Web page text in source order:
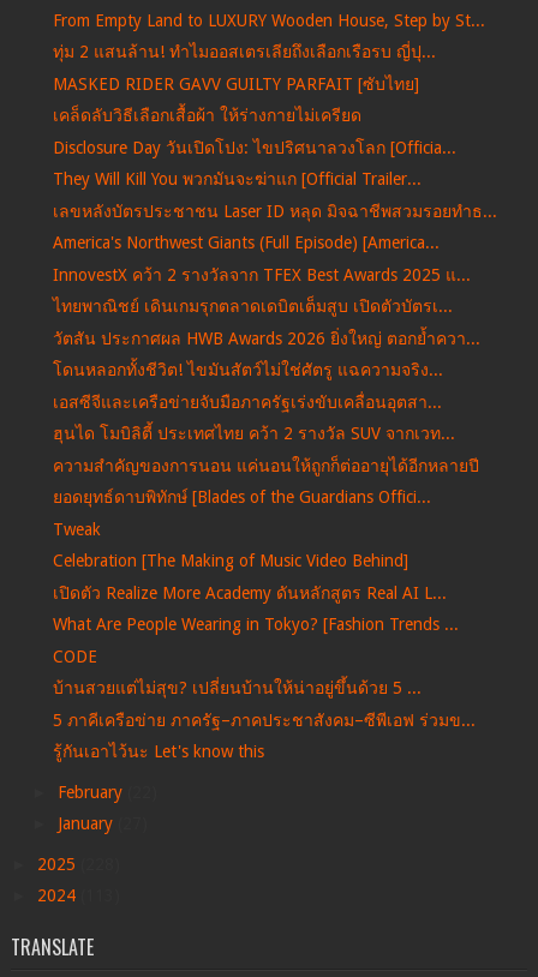
From Empty Land to LUXURY Wooden House, Step by St...
ทุ่ม 2 แสนล้าน! ทำไมออสเตรเลียถึงเลือกเรือรบ ญี่ปุ...
MASKED RIDER GAVV GUILTY PARFAIT [ซับไทย]
เคล็ดลับวิธีเลือกเสื้อผ้า ให้ร่างกายไม่เครียด
Disclosure Day วันเปิดโปง: ไขปริศนาลวงโลก [Officia...
They Will Kill You พวกมันจะฆ่าแก [Official Trailer...
เลขหลังบัตรประชาชน Laser ID หลุด มิจฉาชีพสวมรอยทำธ...
America's Northwest Giants (Full Episode) [America...
InnovestX คว้า 2 รางวัลจาก TFEX Best Awards 2025 แ...
ไทยพาณิชย์ เดินเกมรุกตลาดเดบิตเต็มสูบ เปิดตัวบัตรเ...
วัตสัน ประกาศผล HWB Awards 2026 ยิ่งใหญ่ ตอกย้ำควา...
โดนหลอกทั้งชีวิต! ไขมันสัตว์ไม่ใช่ศัตรู แฉความจริง...
เอสซีจีและเครือข่ายจับมือภาครัฐเร่งขับเคลื่อนอุตสา...
ฮุนได โมบิลิตี้ ประเทศไทย คว้า 2 รางวัล SUV จากเวท...
ความสำคัญของการนอน แค่นอนให้ถูกก็ต่ออายุได้อีกหลายปี
ยอดยุทธ์ดาบพิทักษ์ [Blades of the Guardians Offici...
Tweak
Celebration [The Making of Music Video Behind]
เปิดตัว Realize More Academy ดันหลักสูตร Real AI L...
What Are People Wearing in Tokyo? [Fashion Trends ...
CODE
บ้านสวยแต่ไม่สุข? เปลี่ยนบ้านให้น่าอยู่ขึ้นด้วย 5 ...
5 ภาคีเครือข่าย ภาครัฐ–ภาคประชาสังคม–ซีพีเอฟ ร่วมข...
รู้กันเอาไว้นะ Let's know this
February
January
2025
2024
TRANSLATE